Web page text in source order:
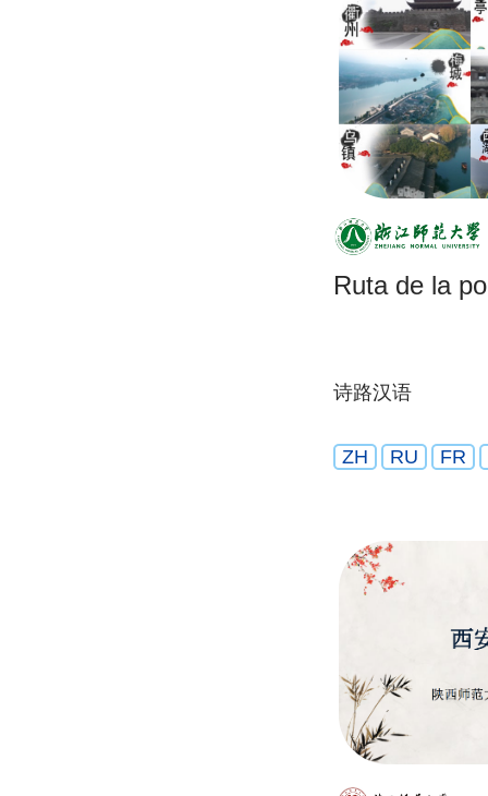
Ruta de la
诗路汉语
ZH RU FR